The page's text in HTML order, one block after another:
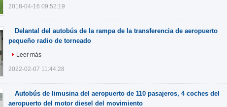
2018-04-16 09:52:19
Delantal del autobús de la rampa de la transferencia de aeropuerto
pequeño radio de torneado
Leer más
2022-02-07 11:44:28
Autobús de limusina del aeropuerto de 110 pasajeros, 4 coches del
aeropuerto del motor diesel del movimiento